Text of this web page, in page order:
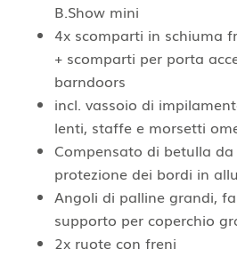
B.Show mini
4x scomparti in schiuma
+ scomparti per porta
barndoors
incl. vassoio di
lenti, staffe e morsetti
Compensato di betulla
protezione dei bordi in
Angoli di palline grandi,
supporto per coperchio
2x ruote con freni